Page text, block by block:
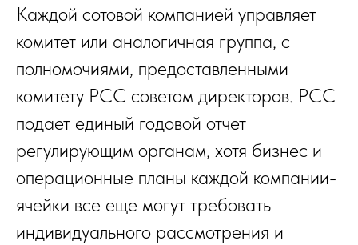
Каждой сотовой компанией управляет
комитет или аналогичная группа, с
полномочиями, предоставленными
комитету PCC советом директоров. PCC
подает единый годовой отчет
регулирующим органам, хотя бизнес и
операционные планы каждой компании-
ячейки все еще могут требовать
индивидуального рассмотрения и